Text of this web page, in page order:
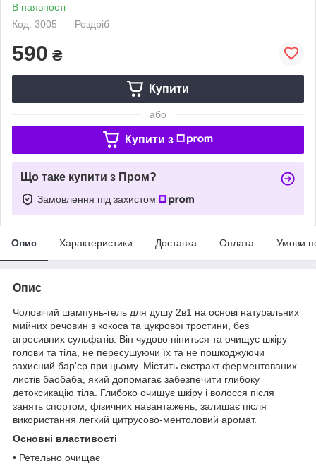
В наявності
Код: 3005
Роздріб
590 ₴
Купити
або
Купити з
Що таке купити з Пром?
Замовлення під захистом
Опис Характеристики Доставка Оплата Умови
Опис
Чоловічий шампунь-гель для душу 2в1 на основі натуральних
мийних речовин з кокоса та цукрової тростини, без
агресивних сульфатів. Він чудово піниться та очищує шкіру
голови та тіла, не пересушуючи їх та не пошкоджуючи
захисний бар'єр при цьому. Містить екстракт ферментованих
листів баобаба, який допомагає забезпечити глибоку
детоксикацію тіла. Глибоко очищує шкіру і волосся після
занять спортом, фізичних навантажень, залишає після
використання легкий цитрусово-ментоловий аромат.
Основні властивості
• Ретельно очищає